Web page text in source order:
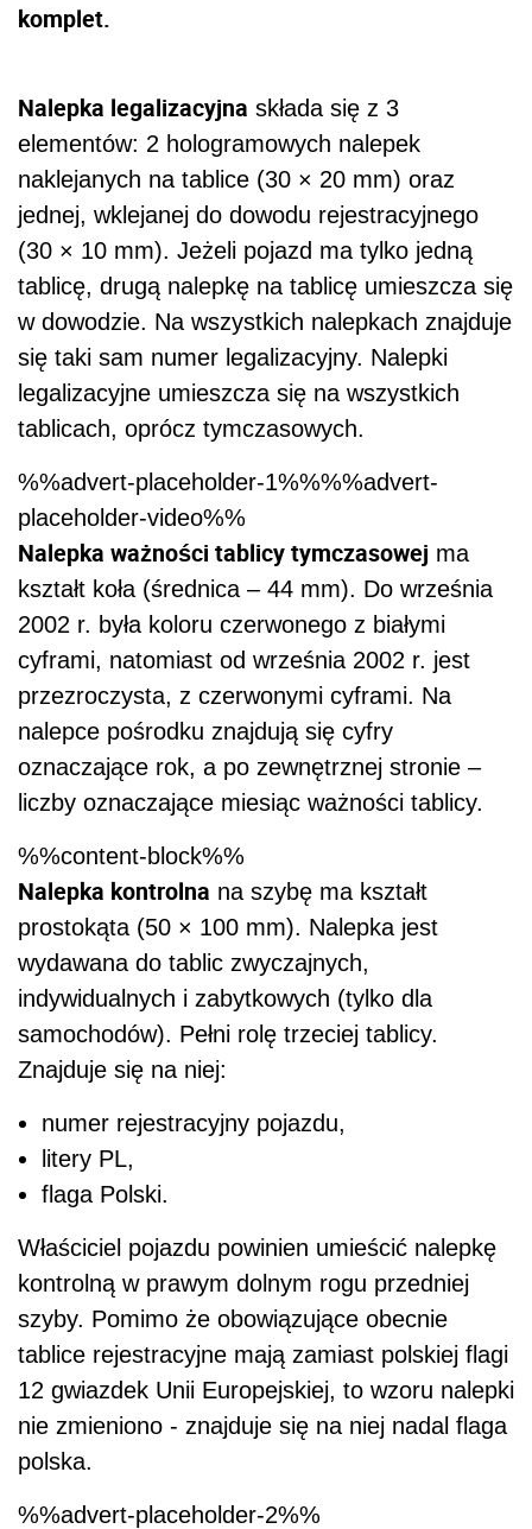
komplet.
Nalepka legalizacyjna składa się z 3
elementów: 2 hologramowych nalepek
naklejanych na tablice (30 × 20 mm) oraz
jednej, wklejanej do dowodu rejestracyjnego
(30 × 10 mm). Jeżeli pojazd ma tylko jedną
tablicę, drugą nalepkę na tablicę umieszcza się
w dowodzie. Na wszystkich nalepkach znajduje
się taki sam numer legalizacyjny. Nalepki
legalizacyjne umieszcza się na wszystkich
tablicach, oprócz tymczasowych.
%%advert-placeholder-1%%%%advert-
placeholder-video%%
Nalepka ważności tablicy tymczasowej ma
kształt koła (średnica – 44 mm). Do września
2002 r. była koloru czerwonego z białymi
cyframi, natomiast od września 2002 r. jest
przezroczysta, z czerwonymi cyframi. Na
nalepce pośrodku znajdują się cyfry
oznaczające rok, a po zewnętrznej stronie –
liczby oznaczające miesiąc ważności tablicy.
%%content-block%%
Nalepka kontrolna na szybę ma kształt
prostokąta (50 × 100 mm). Nalepka jest
wydawana do tablic zwyczajnych,
indywidualnych i zabytkowych (tylko dla
samochodów). Pełni rolę trzeciej tablicy.
Znajduje się na niej:
numer rejestracyjny pojazdu,
litery PL,
flaga Polski.
Właściciel pojazdu powinien umieścić nalepkę
kontrolną w prawym dolnym rogu przedniej
szyby. Pomimo że obowiązujące obecnie
tablice rejestracyjne mają zamiast polskiej flagi
12 gwiazdek Unii Europejskiej, to wzoru nalepki
nie zmieniono - znajduje się na niej nadal flaga
polska.
%%advert-placeholder-2%%